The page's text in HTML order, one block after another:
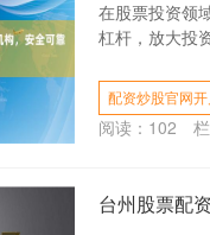
在股票投资领
杠杆，放大投
配资炒股官网开
阅读： 102
台州股票配